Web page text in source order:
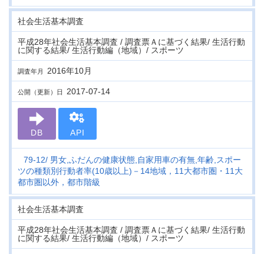
社会生活基本調査
平成28年社会生活基本調査 / 調査票Ａに基づく結果/ 生活行動
に関する結果/ 生活行動編（地域）/ スポーツ
調査年月 2016年10月
公開（更新）日 2017-07-14
DB API
79-12
男女,ふだんの健康状態,自家用車の有無,年齢,スポー
ツの種類別行動者率(10歳以上)－14地域，11大都市圏・11大
都市圏以外，都市階級
社会生活基本調査
平成28年社会生活基本調査 / 調査票Ａに基づく結果/ 生活行動
に関する結果/ 生活行動編（地域）/ スポーツ